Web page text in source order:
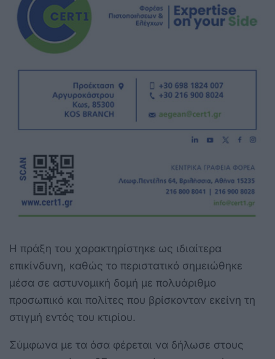
Η πράξη του χαρακτηρίστηκε ως ιδιαίτερα
επικίνδυνη, καθώς το περιστατικό σημειώθηκε
μέσα σε αστυνομική δομή με πολυάριθμο
προσωπικό και πολίτες που βρίσκονταν εκείνη τη
στιγμή εντός του κτιρίου.
Σύμφωνα με τα όσα φέρεται να δήλωσε στους